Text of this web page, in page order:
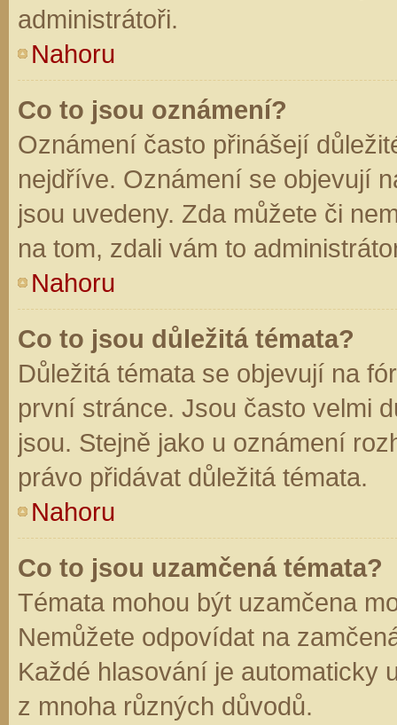
administrátoři.
Nahoru
Co to jsou oznámení?
Oznámení často přinášejí
nejdříve. Oznámení se objevují
jsou uvedeny. Zda můžete či
na tom, zdali vám to
Nahoru
Co to jsou důležitá témata?
Důležitá témata se objevují na
první stránce. Jsou často velmi
jsou. Stejně jako u oznámení
právo přidávat důležitá témata.
Nahoru
Co to jsou uzamčená témata?
Témata mohou být uzamčena
Nemůžete odpovídat na
Každé hlasování je automaticky
z mnoha různých důvodů.